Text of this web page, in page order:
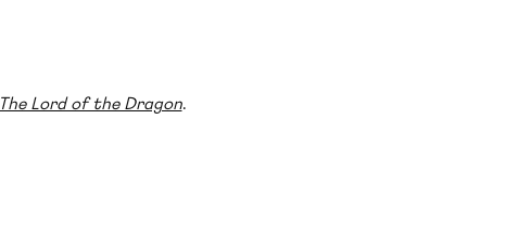
The Lord of the Dragon.